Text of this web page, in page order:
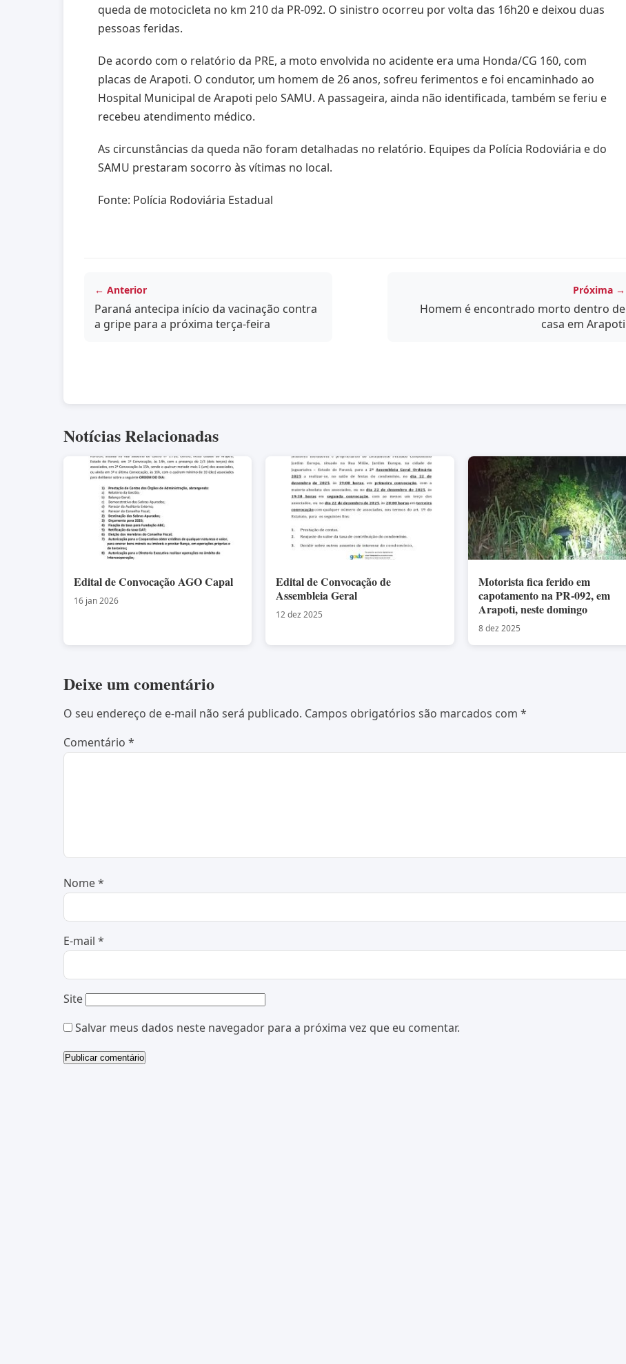
queda de motocicleta no km 210 da PR-092. O sinistro ocorreu por volta das 16h20 e deixou duas
pessoas feridas.
De acordo com o relatório da PRE, a moto envolvida no acidente era uma Honda/CG 160, com
placas de Arapoti. O condutor, um homem de 26 anos, sofreu ferimentos e foi encaminhado ao
Hospital Municipal de Arapoti pelo SAMU. A passageira, ainda não identificada, também se feriu e
recebeu atendimento médico.
As circunstâncias da queda não foram detalhadas no relatório. Equipes da Polícia Rodoviária e do
SAMU prestaram socorro às vítimas no local.
Fonte: Polícia Rodoviária Estadual
← Anterior
Paraná antecipa início da vacinação contra
a gripe para a próxima terça-feira
Próxima →
Homem é encontrado morto dentro de
casa em Arapoti
Notícias Relacionadas
Edital de Convocação AGO Capal
16 jan 2026
Edital de Convocação de
Assembleia Geral
12 dez 2025
Motorista fica ferido em
capotamento na PR-092, em
Arapoti, neste domingo
8 dez 2025
Deixe um comentário
O seu endereço de e-mail não será publicado. Campos obrigatórios são marcados com *
Comentário *
Nome*
E-mail *
Site
Salvar meus dados neste navegador para a próxima vez que eu comentar.